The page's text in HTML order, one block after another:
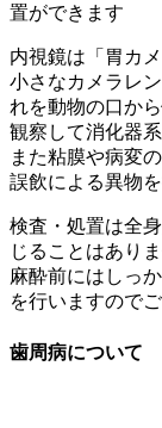
置ができます
内視鏡は「胃カ
小さなカメラレ
れを動物の口か
観察して消化器
また粘膜や病変
誤飲による異物
検査・処置は全
じることはありま
麻酔前にはしっ
を行いますので
歯周病について